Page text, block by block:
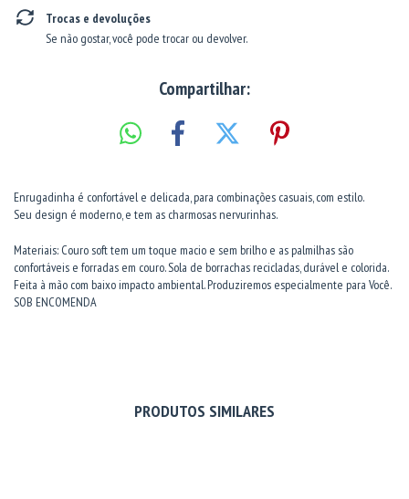
Trocas e devoluções
Se não gostar, você pode trocar ou devolver.
Compartilhar:
Enrugadinha é confortável e delicada, para combinações casuais, com estilo.
Seu design é moderno, e tem as charmosas nervurinhas.
Materiais: Couro soft tem um toque macio e sem brilho e as palmilhas são
confortáveis e forradas em couro. Sola de borrachas recicladas, durável e colorida.
Feita à mão com baixo impacto ambiental. Produziremos especialmente para Você.
SOB ENCOMENDA
PRODUTOS SIMILARES